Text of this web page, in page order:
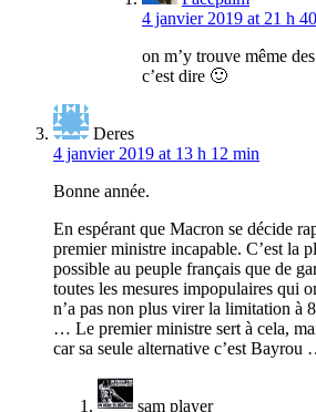
4 janvier 2019 at 21 h
on m’y trouve même
c’est dire 🙂
Deres
4 janvier 2019 at 13 h 12 min
Bonne année.
En espérant que Macron se décide
premier ministre incapable. C’est la
possible au peuple français que de
toutes les mesures impopulaires qui
n’a pas non plus virer la limitation à
… Le premier ministre sert à cela,
car sa seule alternative c’est Bayrou
sam player